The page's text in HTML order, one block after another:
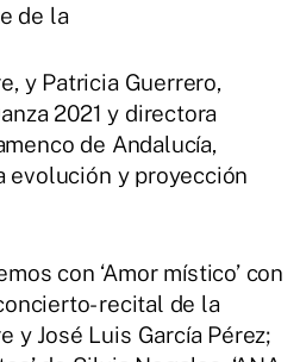
de la
y Patricia Guerrero,
2021 y directora
de Andalucía,
evolución y proyección
con ‘Amor místico’ con
recital de la
y José Luis García Pérez;